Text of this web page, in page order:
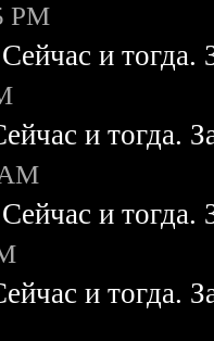
PM
и
и тогда.
и
и тогда.